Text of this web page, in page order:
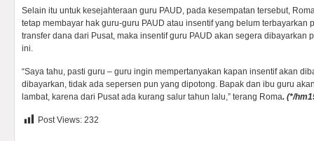
Selain itu untuk kesejahteraan guru PAUD, pada kesempatan tersebut,
tetap membayar hak guru-guru PAUD atau insentif yang belum terbayarkan
transfer dana dari Pusat, maka insentif guru PAUD akan segera dibayarkan
ini.
“Saya tahu, pasti guru – guru ingin mempertanyakan kapan insentif akan
dibayarkan, tidak ada sepersen pun yang dipotong. Bapak dan ibu guru
lambat, karena dari Pusat ada kurang salur tahun lalu,” terang Roma. (*/
Post Views: 232